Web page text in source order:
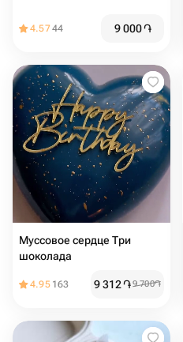
4.5744 9 000֏
Муссовое сердце Три
шоколада
4.95 163 9 312֏9 700֏